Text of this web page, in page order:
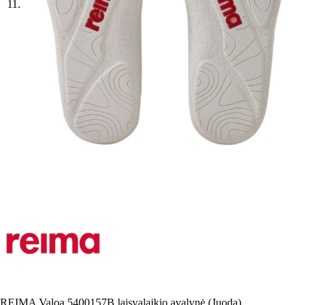
REIMA Valoa 5400157B laisvalaikio avalynė (Juoda)